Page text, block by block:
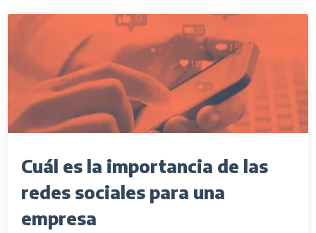
Cuál es la importancia de las
redes sociales para una
empresa